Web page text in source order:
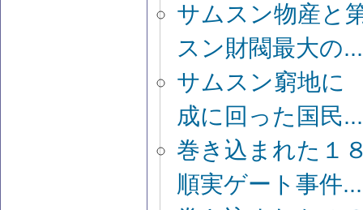
サムスン物産と
スン財閥最大の...
サムスン窮地
成に回った国民...
巻き込まれた１
順実ゲート事件...